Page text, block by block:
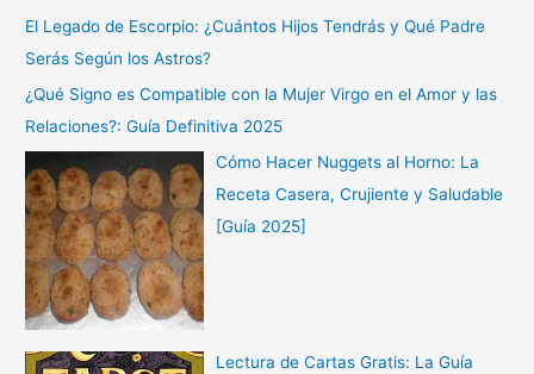
El Legado de Escorpio: ¿Cuántos Hijos Tendrás y Qué Padre
Serás Según los Astros?
¿Qué Signo es Compatible con la Mujer Virgo en el Amor y las
Relaciones?: Guía Definitiva 2025
Cómo Hacer Nuggets al Horno: La
Receta Casera, Crujiente y Saludable
[Guía 2025]
Lectura de Cartas Gratis: La Guía